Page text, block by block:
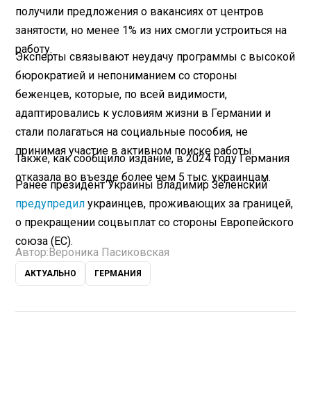
получили предложения о вакансиях от центров
занятости, но менее 1% из них смогли устроиться на
работу.
Эксперты связывают неудачу программы с высокой
бюрократией и непониманием со стороны
беженцев, которые, по всей видимости,
адаптировались к условиям жизни в Германии и
стали полагаться на социальные пособия, не
принимая участие в активном поиске работы.
Также, как сообщило издание, в 2024 году Германия
отказала во въезде более чем 5 тыс. украинцам.
Ранее президент Украины Владимир Зеленский
предупредил украинцев, проживающих за границей,
о прекращении соцвыплат со стороны Европейского
союза (ЕС).
Автор: Вероника Пасиковская
АКТУАЛЬНО ГЕРМАНИЯ